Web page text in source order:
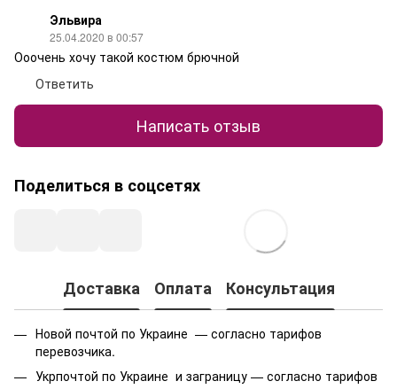
Эльвира
25.04.2020 в 00:57
Ооочень хочу такой костюм брючной
Ответить
Написать отзыв
Поделиться в соцсетях
Доставка Оплата Консультация
Новой почтой по Украине — согласно тарифов
перевозчика.
Укрпочтой по Украине и заграницу — согласно тарифов